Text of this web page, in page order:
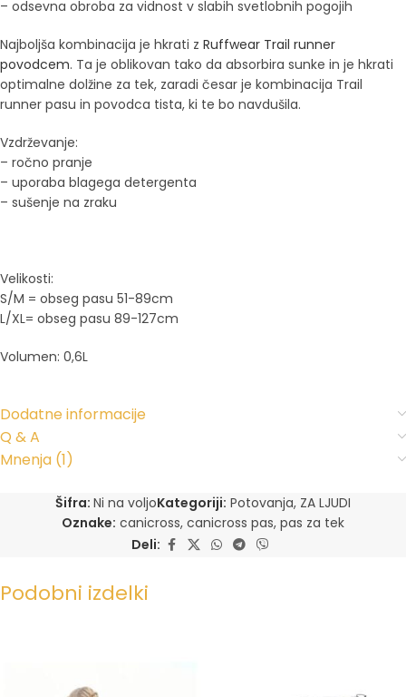
– odsevna obroba za vidnost v slabih svetlobnih pogojih
Najboljša kombinacija je hkrati z Ruffwear Trail runner
povodcem. Ta je oblikovan tako da absorbira sunke in je hkrati
optimalne dolžine za tek, zaradi česar je kombinacija Trail
runner pasu in povodca tista, ki te bo navdušila.
Vzdrževanje:
– ročno pranje
– uporaba blagega detergenta
– sušenje na zraku
Velikosti:
S/M = obseg pasu 51-89cm
L/XL= obseg pasu 89-127cm
Volumen: 0,6L
Dodatne informacije
Q & A
Mnenja (1)
Šifra: Ni na voljoKategoriji: Potovanja, ZA LJUDI
Oznake: canicross, canicross pas, pas za tek
Deli:
Podobni izdelki